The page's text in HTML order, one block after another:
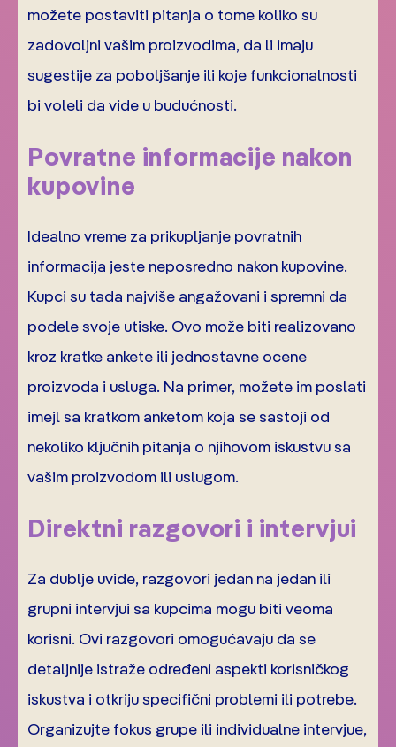
možete postaviti pitanja o tome koliko su
zadovoljni vašim proizvodima, da li imaju
sugestije za poboljšanje ili koje funkcionalnosti
bi voleli da vide u budućnosti.
Povratne informacije nakon
kupovine
Idealno vreme za prikupljanje povratnih
informacija jeste neposredno nakon kupovine.
Kupci su tada najviše angažovani i spremni da
podele svoje utiske. Ovo može biti realizovano
kroz kratke ankete ili jednostavne ocene
proizvoda i usluga. Na primer, možete im poslati
imejl sa kratkom anketom koja se sastoji od
nekoliko ključnih pitanja o njihovom iskustvu sa
vašim proizvodom ili uslugom.
Direktni razgovori i intervjui
Za dublje uvide, razgovori jedan na jedan ili
grupni intervjui sa kupcima mogu biti veoma
korisni. Ovi razgovori omogućavaju da se
detaljnije istraže određeni aspekti korisničkog
iskustva i otkriju specifični problemi ili potrebe.
Organizujte fokus grupe ili individualne intervjue,